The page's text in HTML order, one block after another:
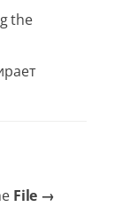
the
File →